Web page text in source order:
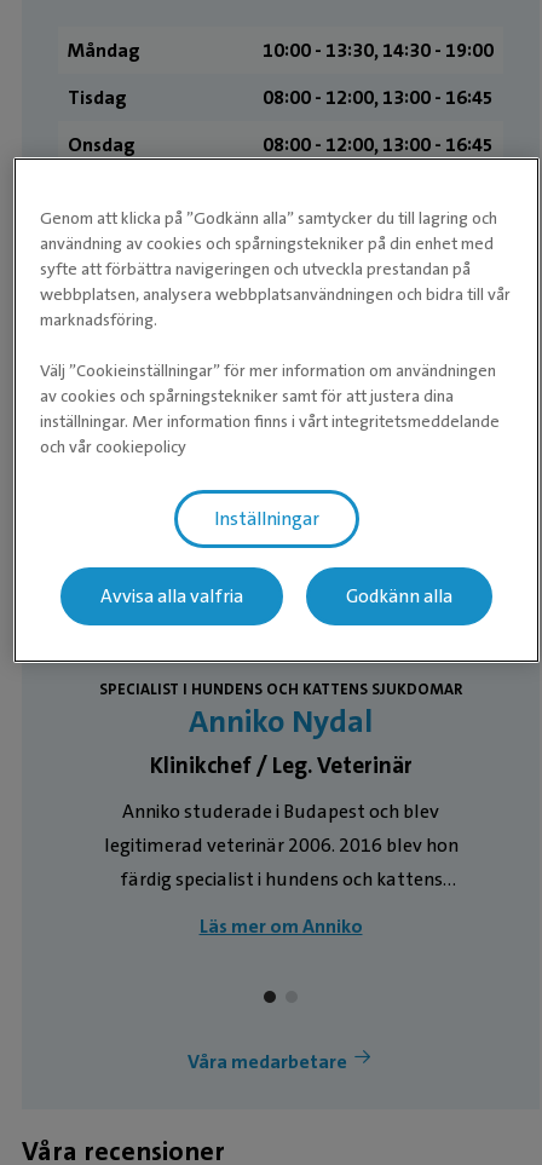
Måndag
10:00 ­- 13:30, 14:30 ­- 19:00
Tisdag
08:00 ­- 12:00, 13:00 ­- 16:45
Onsdag
08:00 ­- 12:00, 13:00 ­- 16:45
Sommaröppet,
ej lunchstängt
08:00 - 15:00
Lördag
SPECIALIST I HUNDENS OCH KATTENS SJUKDOMAR
Anniko Nydal
Klinikchef / Leg. Veterinär
Anniko studerade i Budapest och blev
legitimerad veterinär 2006. 2016 blev hon
färdig specialist i hundens och kattens
sjukdomar. Hon har tidigare arbetat på Läckeby
Anniko brinner för kund- och djurvård, att
vård. Hon har ett stort intresse för kardiologi
Läs mer om Anniko
Våra medarbetare
Våra recensioner
Genom att klicka på ”Godkänn alla” samtycker du till lagring och
användning av cookies och spårningstekniker på din enhet med
syfte att förbättra navigeringen och utveckla prestandan på
webbplatsen, analysera webbplatsanvändningen och bidra till vår
marknadsföring.
Välj ”Cookieinställningar” för mer information om användningen
av cookies och spårningstekniker samt för att justera dina
inställningar. Mer information finns i vårt integritetsmeddelande
och vår cookiepolicy
Inställningar
Avvisa alla valfria Godkänn alla